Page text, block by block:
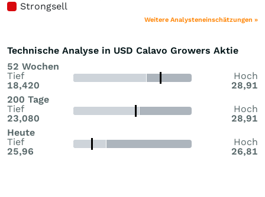
Strongsell
Weitere Analysteneinschätzungen »
Technische Analyse in USD Calavo Growers Aktie
52 Wochen
Tief
18,420
Hoch
28,91
200 Tage
Tief
23,080
Hoch
28,91
Heute
Tief
25,96
Hoch
26,81